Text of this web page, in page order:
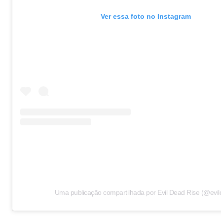
Ver essa foto no Instagram
Uma publicação compartilhada por Evil Dead Rise